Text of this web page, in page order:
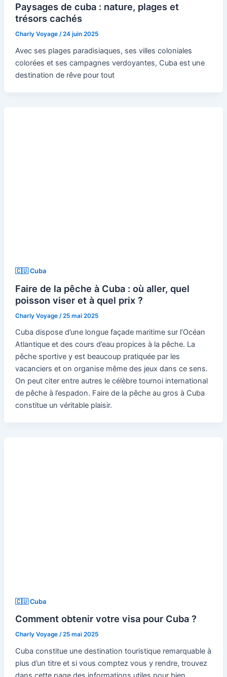
Paysages de cuba : nature, plages et
trésors cachés
Charly Voyage /24 juin 2025
Avec ses plages paradisiaques, ses villes coloniales
colorées et ses campagnes verdoyantes, Cuba est une
destination de rêve pour tout
🇨🇺 Cuba
Faire de la pêche à Cuba : où aller, quel
poisson viser et à quel prix ?
Charly Voyage /25 mai 2025
Cuba dispose d’une longue façade maritime sur l’Océan
Atlantique et des cours d’eau propices à la pêche. La
pêche sportive y est beaucoup pratiquée par les
vacanciers et on organise même des jeux dans ce sens.
On peut citer entre autres le célèbre tournoi international
de pêche à l’espadon. Faire de la pêche au gros à Cuba
constitue un véritable plaisir.
🇨🇺 Cuba
Comment obtenir votre visa pour Cuba ?
Charly Voyage /25 mai 2025
Cuba constitue une destination touristique remarquable à
plus d’un titre et si vous comptez vous y rendre, trouvez